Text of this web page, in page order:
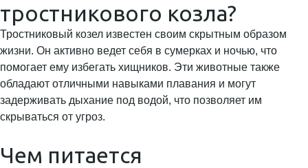
тростникового козла?
Тростниковый козел известен своим скрытным образом
жизни. Он активно ведет себя в сумерках и ночью, что
помогает ему избегать хищников. Эти животные также
обладают отличными навыками плавания и могут
задерживать дыхание под водой, что позволяет им
скрываться от угроз.
Чем питается